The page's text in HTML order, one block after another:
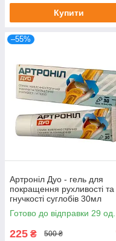
Купити
–55%
Артроніл Дуо - гель для
покращення рухливості та
гнучкості суглобів 30мл
Готово до відправки 29 од.
225 ₴ 500 ₴